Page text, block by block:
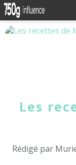
Les
Rédigé par